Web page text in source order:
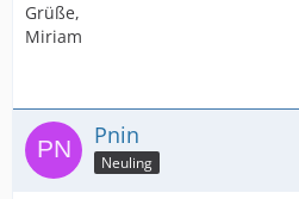
Grüße,
Miriam
Pnin
Neuling